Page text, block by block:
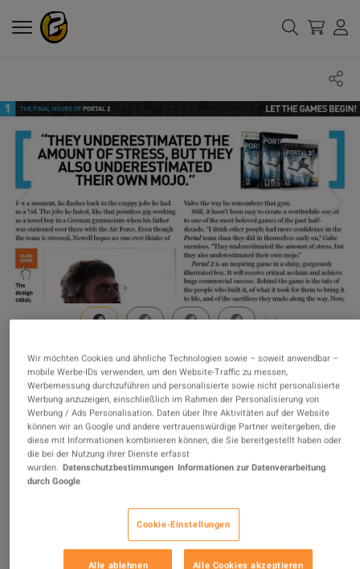
Portal 2 - The Final Hours Steam Gift
Verkauft von PixelVault
99.67 % von 3214 Bewertungen sind ausgezeichnet
$60.17
Wir möchten Cookies und ähnliche Technologien sowie – soweit anwendbar –
mobile Werbe-IDs verwenden, um den Website-Traffic zu messen,
Werbemessung durchzuführen und personalisierte sowie nicht personalisierte
Werbung anzuzeigen, einschließlich im Rahmen der Personalisierung von
Werbung / Ads Personalisation. Daten über Ihre Aktivitäten auf der Website
können wir an Google und andere vertrauenswürdige Partner weitergeben, die
diese mit Informationen kombinieren können, die Sie bereitgestellt haben oder
die bei der Nutzung ihrer Dienste erfasst
wurden. Datenschutzbestimmungen Informationen zur Datenverarbeitung
durch Google
Cookie-Einstellungen
Alle ablehnen Alle Cookies akzeptieren